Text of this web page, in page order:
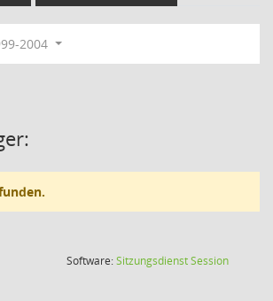
2004
Software:SitzungsdienstSession(Wird in